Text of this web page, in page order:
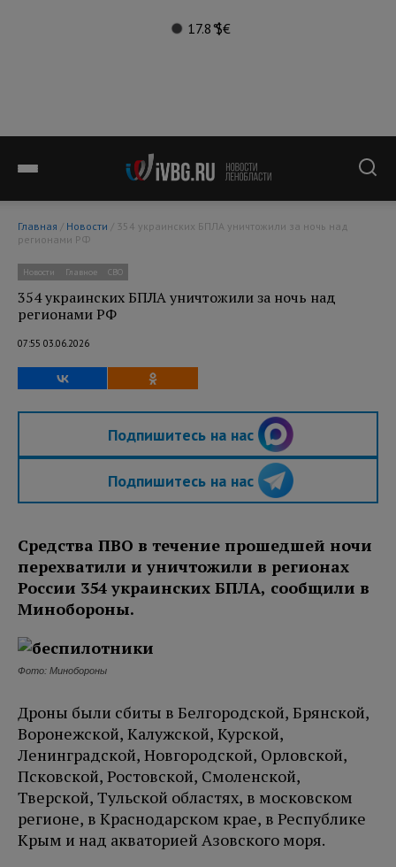
17.8°$€
Главная / Новости
регионами РФ
Новости Главное СВО
354 украинских БПЛА уничтожили за ночь над
регионами РФ
07:55 03.06.2026
Подпишитесь на нас
Подпишитесь на нас
Средства ПВО в течение прошедшей ночи
перехватили и уничтожили в регионах
России 354 украинских БПЛА, сообщили в
Минобороны.
Фото: Минобороны
Дроны были сбиты в Белгородской, Брянской,
Воронежской, Калужской, Курской,
Ленинградской, Новгородской, Орловской,
Псковской, Ростовской, Смоленской,
Тверской, Тульской областях, в московском
регионе, в Краснодарском крае, в Республике
Крым и над акваторией Азовского моря.